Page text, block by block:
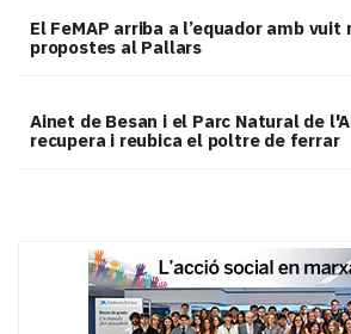
El FeMAP arriba a l’equador amb vuit
propostes al Pallars
Ainet de Besan i el Parc Natural de
recupera i reubica el poltre de ferrar